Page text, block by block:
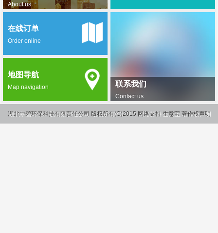
About us
联系我们
Contact us
在线订单
Order online
地图导航
Map navigation
湖北中碧环保科技有限责任公司 版权所有(C)2015 网络支持 生意宝 著作权声明